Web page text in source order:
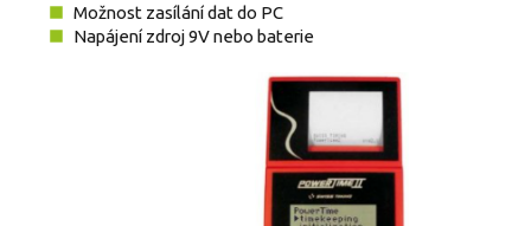
Možnost zasílání dat do PC
Napájení zdroj 9V nebo baterie